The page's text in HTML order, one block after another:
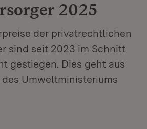
2025
der privatrechtlichen
sind seit 2023 im Schnitt
gestiegen. Dies geht aus
Umweltministeriums